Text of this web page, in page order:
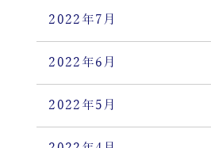
2022年7月
2022年6月
2022年5月